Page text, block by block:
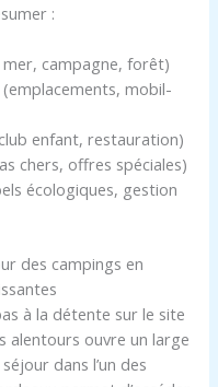
:
campagne, forêt)
mobil-
enfant, restauration)
chers, offres spéciales)
écologiques, gestion
des campings en
à la détente sur le site
alentours ouvre un large
dans l’un des